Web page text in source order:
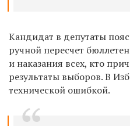
Кандидат в депутаты
ручной пересчет
и наказания всех, кто
результаты выборов. В
технической ошибкой.